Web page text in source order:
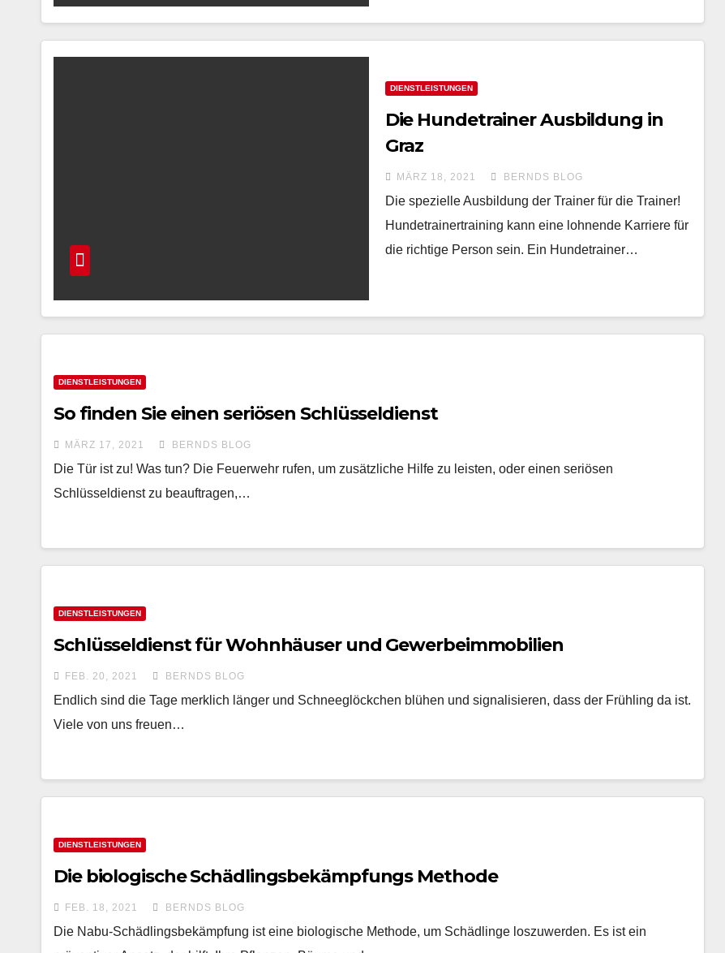
DIENSTLEISTUNGEN
Die Hundetrainer Ausbildung in
Graz
MÄRZ 18, 2021 BERNDS BLOG
Die spezielle Ausbildung der Trainer für die Trainer!
Hundetrainertraining kann eine lohnende Karriere für
die richtige Person sein. Ein Hundetrainer…
DIENSTLEISTUNGEN
So finden Sie einen seriösen Schlüsseldienst
MÄRZ 17, 2021 BERNDS BLOG
Die Tür ist zu! Was tun? Die Feuerwehr rufen, um zusätzliche Hilfe zu leisten, oder einen seriösen
Schlüsseldienst zu beauftragen,…
DIENSTLEISTUNGEN
Schlüsseldienst für Wohnhäuser und Gewerbeimmobilien
FEB. 20, 2021 BERNDS BLOG
Endlich sind die Tage merklich länger und Schneeglöckchen blühen und signalisieren, dass der Frühling da ist.
Viele von uns freuen…
DIENSTLEISTUNGEN
Die biologische Schädlingsbekämpfungs Methode
FEB. 18, 2021 BERNDS BLOG
Die Nabu-Schädlingsbekämpfung ist eine biologische Methode, um Schädlinge loszuwerden. Es ist ein